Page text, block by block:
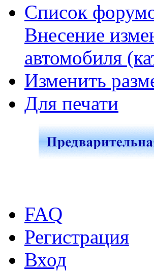
Список
Внесение
автомобиля
Изменить
Для печати
FAQ
Регистрация
Вход